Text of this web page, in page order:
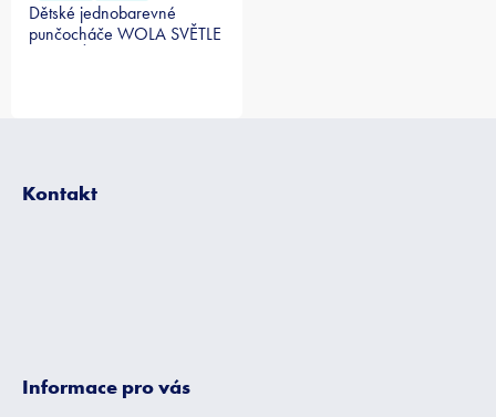
Dětské jednobarevné
punčocháče WOLA SVĚTLE
Kontakt
Informace pro vás